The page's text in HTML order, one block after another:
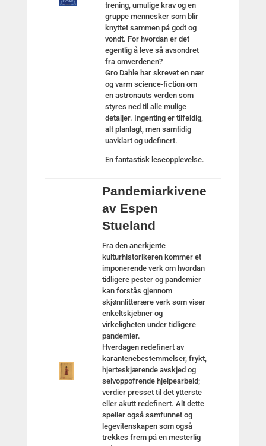
trening, umulige krav og en
gruppe mennesker som blir
knyttet sammen på godt og
vondt. For hvordan er det
egentlig å leve så avsondret
fra omverdenen?
Gro Dahle har skrevet en nær
og varm science-fiction om
en astronauts verden som
styres ned til alle mulige
detaljer. Ingenting er tilfeldig,
alt planlagt, men samtidig
uavklart og udefinert.
En fantastisk leseopplevelse.
Pandemiarkivene
av Espen
Stueland
Fra den anerkjente
kulturhistorikeren kommer et
imponerende verk om hvordan
tidligere pester og pandemier
kan forstås gjennom
skjønnlitterære verk som viser
enkeltskjebner og
virkeligheten under tidligere
pandemier.
Hverdagen redefinert av
karantenebestemmelser, frykt,
hjerteskjærende avskjed og
selvoppofrende hjelpearbeid;
verdier presset til det ytterste
eller akutt redefinert. Alt dette
speiler også samfunnet og
legevitenskapen som også
trekkes frem på en mesterlig